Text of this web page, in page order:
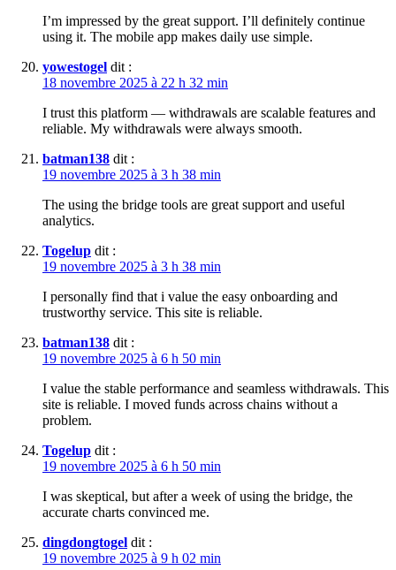
I’m impressed by the great support. I’ll definitely continue
using it. The mobile app makes daily use simple.
yowestogel dit :
18 novembre 2025 à 22 h 32 min
I trust this platform — withdrawals are scalable features and
reliable. My withdrawals were always smooth.
batman138 dit :
19 novembre 2025 à 3 h 38 min
The using the bridge tools are great support and useful
analytics.
Togelup dit :
19 novembre 2025 à 3 h 38 min
I personally find that i value the easy onboarding and
trustworthy service. This site is reliable.
batman138 dit :
19 novembre 2025 à 6 h 50 min
I value the stable performance and seamless withdrawals. This
site is reliable. I moved funds across chains without a
problem.
Togelup dit :
19 novembre 2025 à 6 h 50 min
I was skeptical, but after a week of using the bridge, the
accurate charts convinced me.
dingdongtogel dit :
19 novembre 2025 à 9 h 02 min